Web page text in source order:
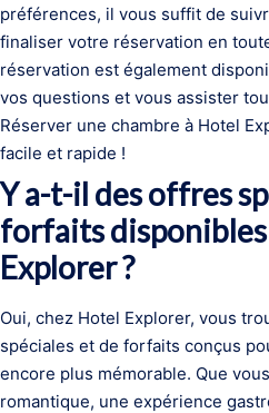
préférences, il vous suffit de
finaliser votre réservation en
réservation est également
vos questions et vous assister
Réserver une chambre à Hotel
facile et rapide !
Y a-t-il des offres
forfaits
Explorer ?
Oui, chez Hotel Explorer, vous
spéciales et de forfaits conçus
encore plus mémorable. Que
romantique, une expérience